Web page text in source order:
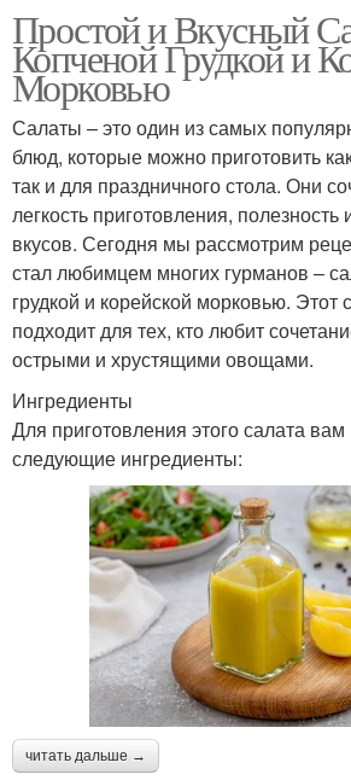
Простой и Вкусный
Копченой Грудкой и
Морковью
Салаты – это один из самых
блюд, которые можно приготовить
так и для праздничного стола. Они
легкость приготовления, полезность
вкусов. Сегодня мы рассмотрим
стал любимцем многих гурманов –
грудкой и корейской морковью. Этот
подходит для тех, кто любит
острыми и хрустящими овощами.
Ингредиенты
Для приготовления этого салата
следующие ингредиенты:
читать дальше →